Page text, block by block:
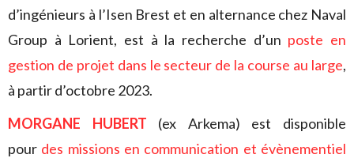
d’ingénieurs à l’Isen Brest et en alternance chez Naval
Group à Lorient, est à la recherche d’un poste en
gestion de projet dans le secteur de la course au large,
à partir d’octobre 2023.
MORGANE HUBERT (ex Arkema) est disponible
pour des missions en communication et évènementiel